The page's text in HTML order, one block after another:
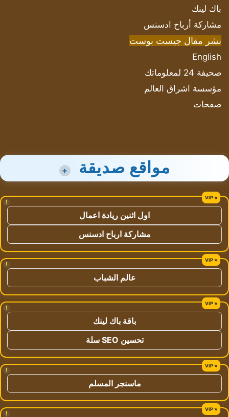
باك لينك
مشاركة أرباح ادسنس
نشر مقال جيست بوست
English
صحيفة 24 لمعلوماتك
مؤسسة اشراق العالم
صفحات
مواقع صديقة +
!
اول اثنين ريادة اعمال
مشاركة ارباح ادسنس
!
عالم الشباب
!
باقة باك لينك
تحسين SEO سلة
!
ماسنجر المسلم
!